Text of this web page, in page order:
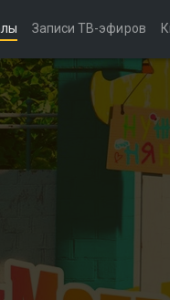
Записи ТВ-эфиров